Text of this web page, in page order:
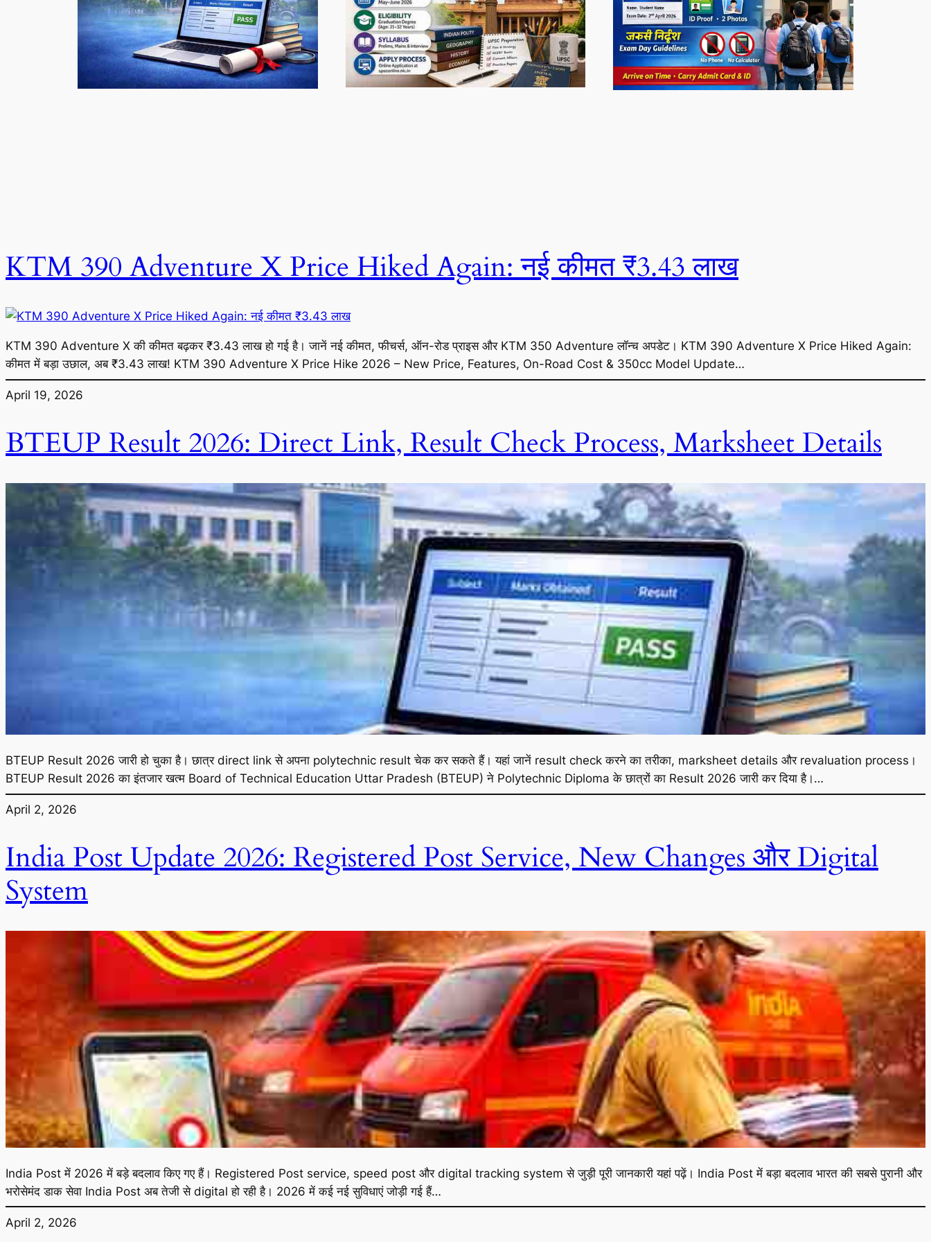
KTM 390 Adventure X Price Hiked Again: नई कीमत ₹3.43 लाख
KTM 390 Adventure X की कीमत बढ़कर ₹3.43 लाख हो गई है। जानें नई कीमत, फीचर्स, ऑन-रोड प्राइस और KTM 350 Adventure लॉन्च अपडेट। KTM 390 Adventure X Price Hiked Again:
कीमत में बड़ा उछाल, अब ₹3.43 लाख! KTM 390 Adventure X Price Hike 2026 – New Price, Features, On-Road Cost & 350cc Model Update…
April 19, 2026
BTEUP Result 2026: Direct Link, Result Check Process, Marksheet Details
BTEUP Result 2026 जारी हो चुका है। छात्र direct link से अपना polytechnic result चेक कर सकते हैं। यहां जानें result check करने का तरीका, marksheet details और revaluation process।
BTEUP Result 2026 का इंतजार खत्म Board of Technical Education Uttar Pradesh (BTEUP) ने Polytechnic Diploma के छात्रों का Result 2026 जारी कर दिया है।…
April 2, 2026
India Post Update 2026: Registered Post Service, New Changes और Digital
System
India Post में 2026 में बड़े बदलाव किए गए हैं। Registered Post service, speed post और digital tracking system से जुड़ी पूरी जानकारी यहां पढ़ें। India Post में बड़ा बदलाव भारत की सबसे पुरानी और
भरोसेमंद डाक सेवा India Post अब तेजी से digital हो रही है। 2026 में कई नई सुविधाएं जोड़ी गई हैं…
April 2, 2026